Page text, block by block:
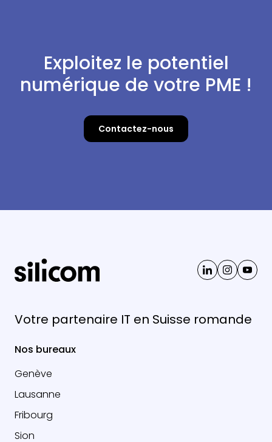
Exploitez le potentiel
numérique de votre PME !
Contactez-nous
Votre partenaire IT en Suisse romande
Nos bureaux
Genève
Lausanne
Fribourg
Sion